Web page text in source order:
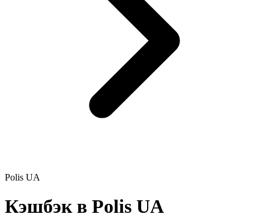
Polis UA
Кэшбэк в Polis UA